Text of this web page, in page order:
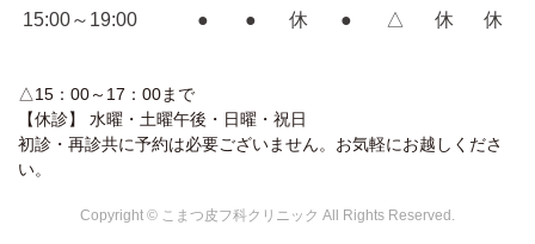
15:00～19:00 ● ● 休 ● △ 休 休
△15：00～17：00まで
【休診】 水曜・土曜午後・日曜・祝日
初診・再診共に予約は必要ございません。お気軽にお越しくださ
い。
Copyright © こまつ皮フ科クリニック All Rights Reserved.